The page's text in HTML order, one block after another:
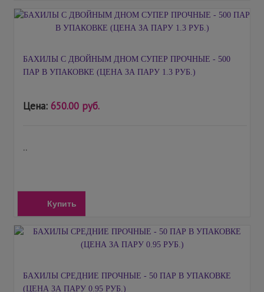
БАХИЛЫ С ДВОЙНЫМ ДНОМ СУПЕР ПРОЧНЫЕ - 500
ПАР В УПАКОВКЕ (ЦЕНА ЗА ПАРУ 1.3 РУБ.)
Цена: 650.00 руб.
..
Купить
БАХИЛЫ СРЕДНИЕ ПРОЧНЫЕ - 50 ПАР В УПАКОВКЕ
(ЦЕНА ЗА ПАРУ 0.95 РУБ.)